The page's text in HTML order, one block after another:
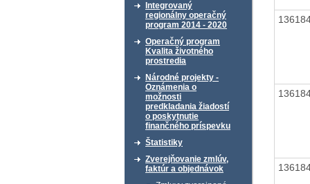
Integrovaný
regionálny operačný
program 2014 - 2020
Operačný program
Kvalita životného
prostredia
Národné projekty -
Oznámenia o
možnosti
predkladania žiadostí
o poskytnutie
finančného príspevku
Štatistiky
Zverejňovanie zmlúv,
faktúr a objednávok